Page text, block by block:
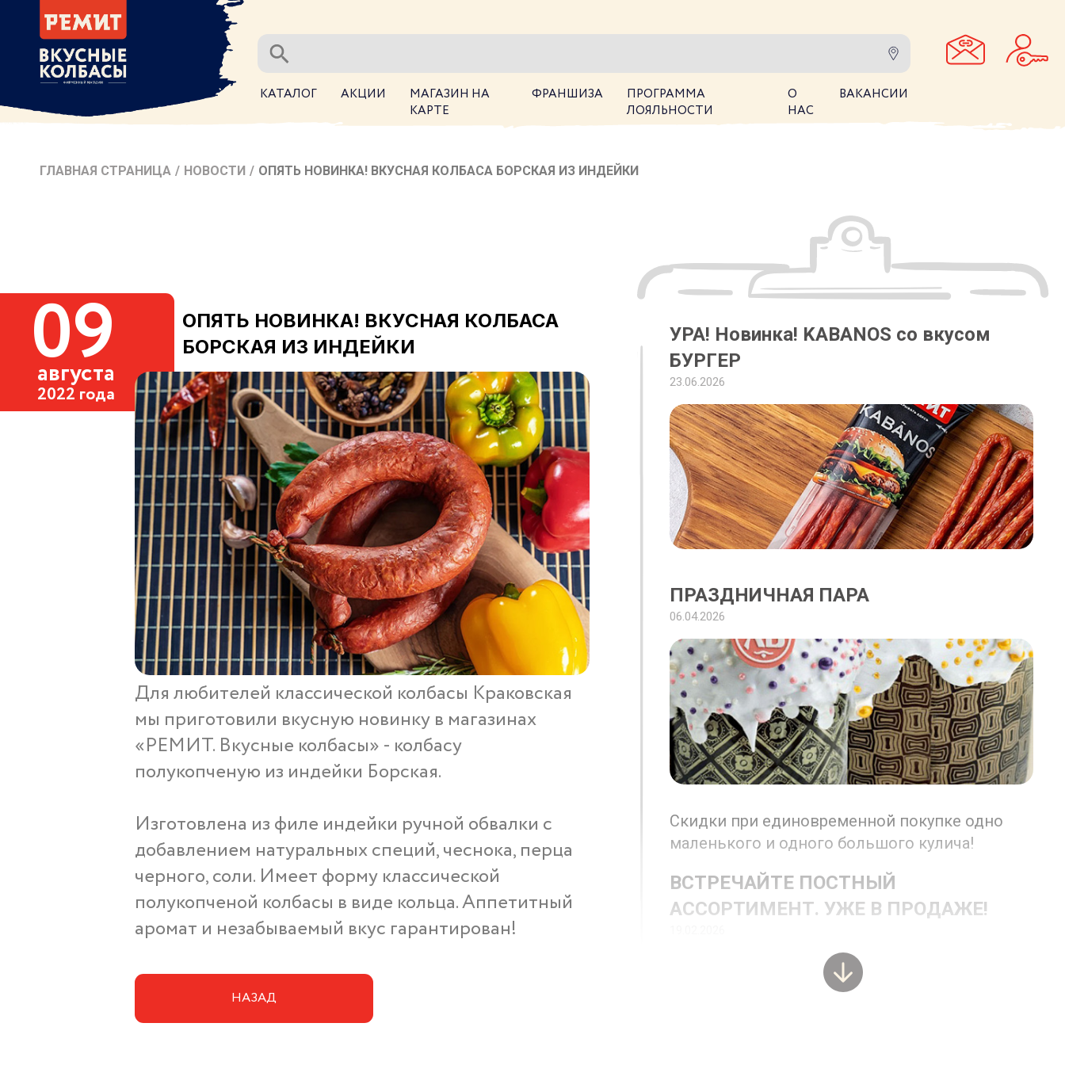
КАТАЛОГ АКЦИИ
МАГАЗИН НА
КАРТЕ
ФРАНШИЗА
ПРОГРАММА
ЛОЯЛЬНОСТИ
О
НАС
ВАКАНСИИ
ГЛАВНАЯ СТРАНИЦА / НОВОСТИ / ОПЯТЬ НОВИНКА! ВКУСНАЯ КОЛБАСА БОРСКАЯ ИЗ ИНДЕЙКИ
09
августа
2022 года
ОПЯТЬ НОВИНКА! ВКУСНАЯ КОЛБАСА
БОРСКАЯ ИЗ ИНДЕЙКИ
Для любителей классической колбасы Краковская
мы приготовили вкусную новинку в магазинах
«РЕМИТ. Вкусные колбасы» - колбасу
полукопченую из индейки Борская.
Изготовлена из филе индейки ручной обвалки с
добавлением натуральных специй, чеснока, перца
черного, соли. Имеет форму классической
полукопченой колбасы в виде кольца. Аппетитный
аромат и незабываемый вкус гарантирован!
НАЗАД
УРА! Новинка! KABANOS со вкусом
БУРГЕР
23.06.2026
ПРАЗДНИЧНАЯ ПАРА
06.04.2026
Скидки при единовременной покупке одно
маленького и одного большого кулича!
ВСТРЕЧАЙТЕ ПОСТНЫЙ
АССОРТИМЕНТ. УЖЕ В ПРОДАЖЕ!